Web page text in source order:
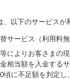
、以下のサービスが
サービス（利用料無
によりお客さまの
相当額を入金するサ
頃に不足額を判定